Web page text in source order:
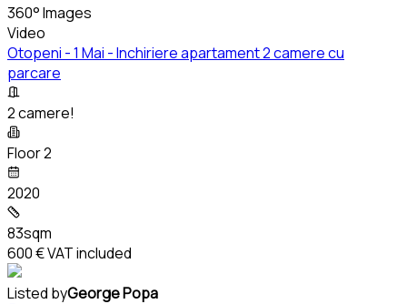
360° Images
Video
Otopeni - 1 Mai - Inchiriere apartament 2 camere cu
parcare
2 camere!
Floor 2
2020
83sqm
600 €VAT included
Listed byGeorge Popa